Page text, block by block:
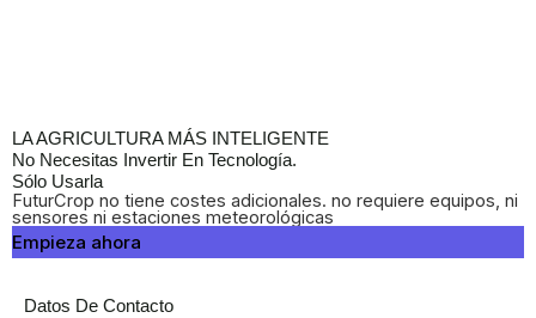
LA AGRICULTURA MÁS INTELIGENTE
No Necesitas Invertir En Tecnología.
Sólo Usarla
FuturCrop no tiene costes adicionales. no requiere equipos, ni
sensores ni estaciones meteorológicas
Empieza ahora
Datos De Contacto